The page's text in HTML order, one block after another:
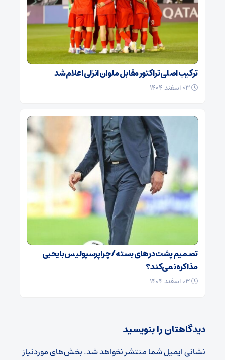
ترکیب اصلی تراکتور مقابل ملوان انزلی اعلام شد
تصمیم پشت در‌های بسته / چرا پرسپولیس با یحیی
مذاکره نمی‌کند؟
دیدگاهتان را بنویسید
نشانی ایمیل شما منتشر نخواهد شد.بخش‌های موردنیاز